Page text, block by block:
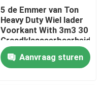
5 de Emmer van Ton
Heavy Duty Wiel lader
Voorkant With 3m3 30
Graadklasseerbaarheid
Aanvraag sturen